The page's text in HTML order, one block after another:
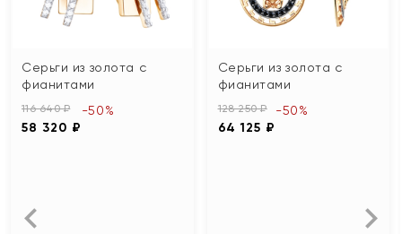
Серьги из золота с
фианитами
116 640 ₽
58 320 ₽
-50%
Серьги из золота с
фианитами
128 250 ₽
64 125 ₽
-50%